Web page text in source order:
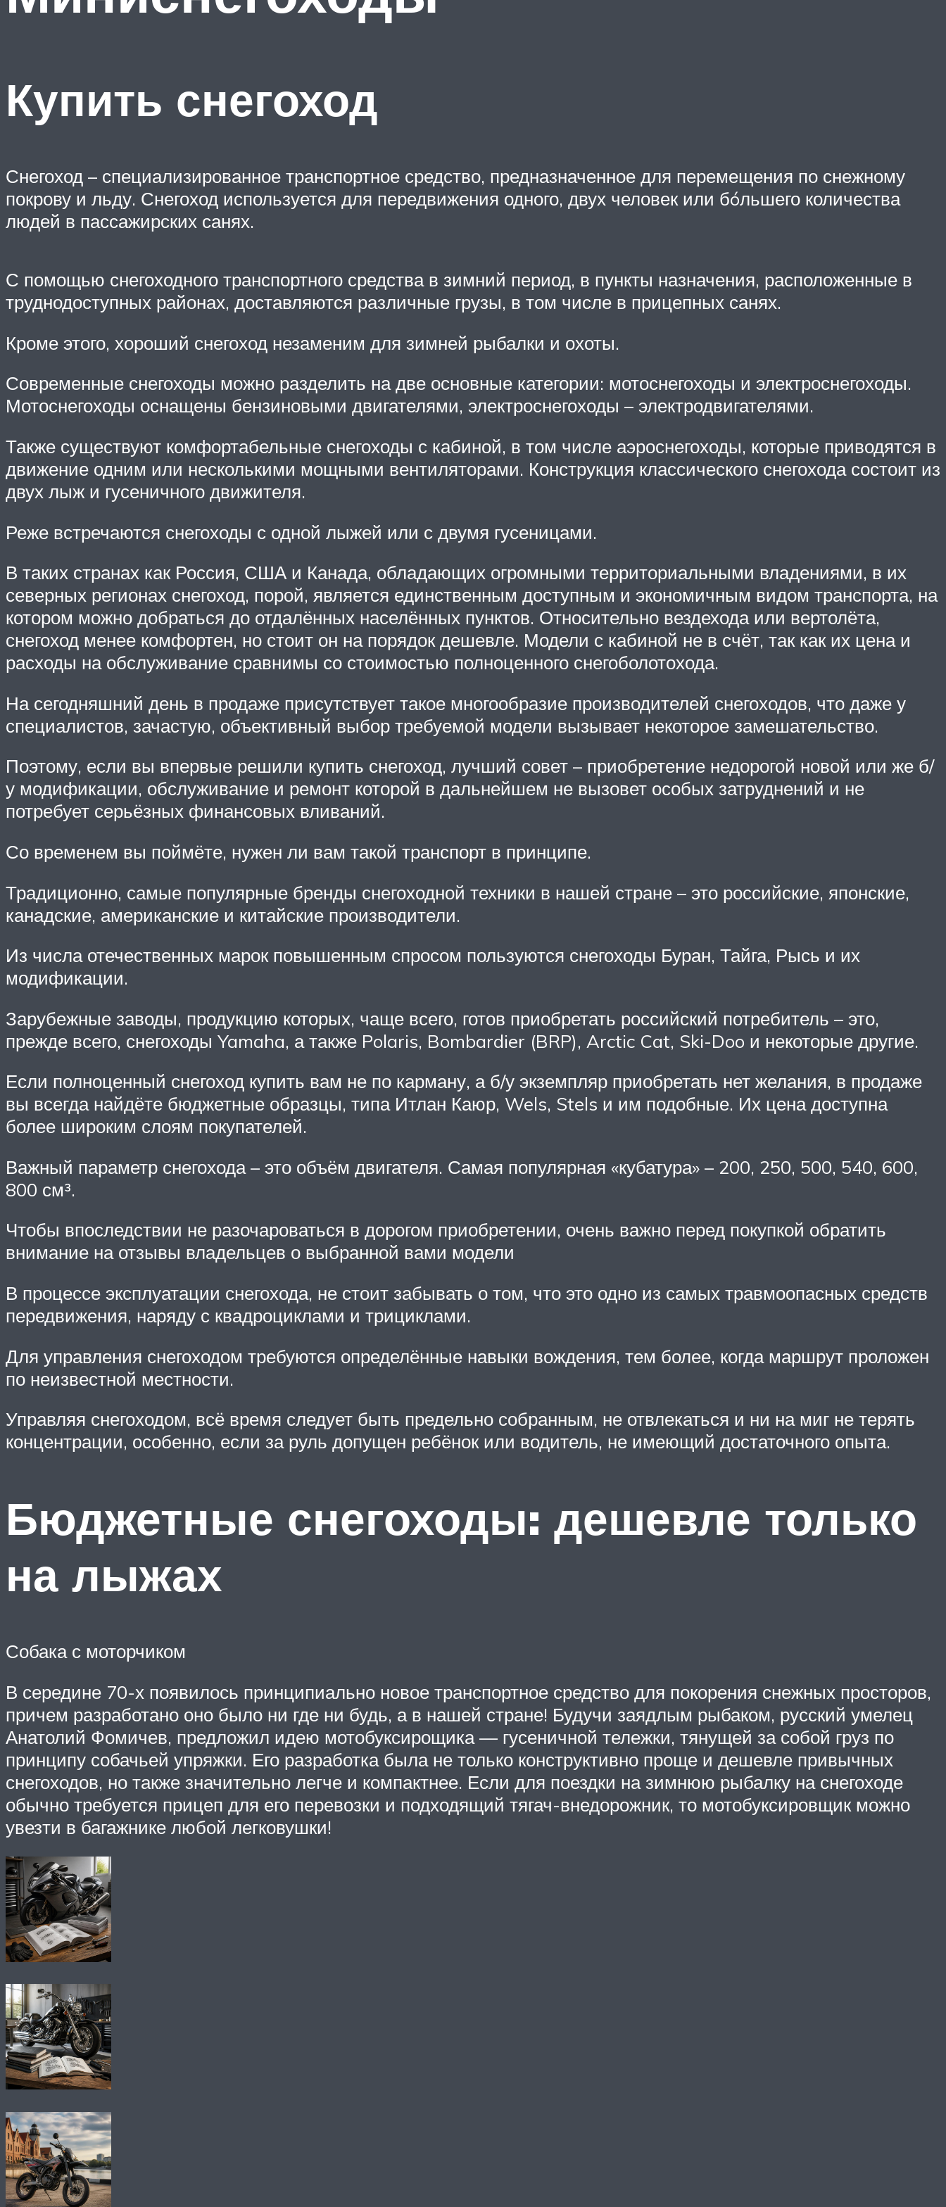
Купить снегоход
Снегоход – специализированное транспортное средство, предназначенное для перемещения по снежному
покрову и льду. Снегоход используется для передвижения одного, двух человек или бóльшего количества
людей в пассажирских санях.
С помощью снегоходного транспортного средства в зимний период, в пункты назначения, расположенные в
труднодоступных районах, доставляются различные грузы, в том числе в прицепных санях.
Кроме этого, хороший снегоход незаменим для зимней рыбалки и охоты.
Современные снегоходы можно разделить на две основные категории: мотоснегоходы и электроснегоходы.
Мотоснегоходы оснащены бензиновыми двигателями, электроснегоходы – электродвигателями.
Также существуют комфортабельные снегоходы с кабиной, в том числе аэроснегоходы, которые приводятся в
движение одним или несколькими мощными вентиляторами. Конструкция классического снегохода состоит из
двух лыж и гусеничного движителя.
Реже встречаются снегоходы с одной лыжей или с двумя гусеницами.
В таких странах как Россия, США и Канада, обладающих огромными территориальными владениями, в их
северных регионах снегоход, порой, является единственным доступным и экономичным видом транспорта, на
котором можно добраться до отдалённых населённых пунктов. Относительно вездехода или вертолёта,
снегоход менее комфортен, но стоит он на порядок дешевле. Модели с кабиной не в счёт, так как их цена и
расходы на обслуживание сравнимы со стоимостью полноценного снегоболотохода.
На сегодняшний день в продаже присутствует такое многообразие производителей снегоходов, что даже у
специалистов, зачастую, объективный выбор требуемой модели вызывает некоторое замешательство.
Поэтому, если вы впервые решили купить снегоход, лучший совет – приобретение недорогой новой или же б/
у модификации, обслуживание и ремонт которой в дальнейшем не вызовет особых затруднений и не
потребует серьёзных финансовых вливаний.
Со временем вы поймёте, нужен ли вам такой транспорт в принципе.
Традиционно, самые популярные бренды снегоходной техники в нашей стране – это российские, японские,
канадские, американские и китайские производители.
Из числа отечественных марок повышенным спросом пользуются снегоходы Буран, Тайга, Рысь и их
модификации.
Зарубежные заводы, продукцию которых, чаще всего, готов приобретать российский потребитель – это,
прежде всего, снегоходы Yamaha, а также Polaris, Bombardier (BRP), Arctic Cat, Ski-Doo и некоторые другие.
Если полноценный снегоход купить вам не по карману, а б/у экземпляр приобретать нет желания, в продаже
вы всегда найдёте бюджетные образцы, типа Итлан Каюр, Wels, Stels и им подобные. Их цена доступна
более широким слоям покупателей.
Важный параметр снегохода – это объём двигателя. Самая популярная «кубатура» – 200, 250, 500, 540, 600,
800 см³.
Чтобы впоследствии не разочароваться в дорогом приобретении, очень важно перед покупкой обратить
внимание на отзывы владельцев о выбранной вами модели
В процессе эксплуатации снегохода, не стоит забывать о том, что это одно из самых травмоопасных средств
передвижения, наряду с квадроциклами и трициклами.
Для управления снегоходом требуются определённые навыки вождения, тем более, когда маршрут проложен
по неизвестной местности.
Управляя снегоходом, всё время следует быть предельно собранным, не отвлекаться и ни на миг не терять
концентрации, особенно, если за руль допущен ребёнок или водитель, не имеющий достаточного опыта.
Бюджетные снегоходы: дешевле только
на лыжах
Собака с моторчиком
В середине 70-х появилось принципиально новое транспортное средство для покорения снежных просторов,
причем разработано оно было ни где ни будь, а в нашей стране! Будучи заядлым рыбаком, русский умелец
Анатолий Фомичев, предложил идею мотобуксирощика — гусеничной тележки, тянущей за собой груз по
принципу собачьей упряжки. Его разработка была не только конструктивно проще и дешевле привычных
снегоходов, но также значительно легче и компактнее. Если для поездки на зимнюю рыбалку на снегоходе
обычно требуется прицеп для его перевозки и подходящий тягач-внедорожник, то мотобуксировщик можно
увезти в багажнике любой легковушки!